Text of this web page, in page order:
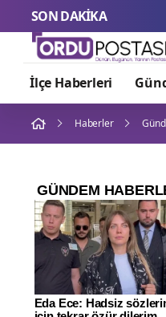
SON DAKİKA
İlçe Haberleri
Haberler